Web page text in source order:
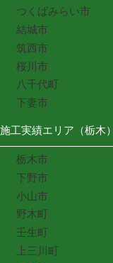
つくばみらい市
結城市
筑西市
桜川市
八千代町
下妻市
施工実績エリア（栃木）
栃木市
下野市
小山市
野木町
壬生町
上三川町